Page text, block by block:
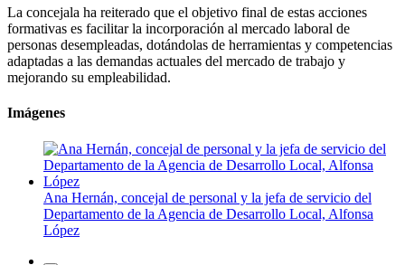
La concejala ha reiterado que el objetivo final de estas acciones
formativas es facilitar la incorporación al mercado laboral de
personas desempleadas, dotándolas de herramientas y competencias
adaptadas a las demandas actuales del mercado de trabajo y
mejorando su empleabilidad.
Imágenes
Ana Hernán, concejal de personal y la jefa de servicio del
Departamento de la Agencia de Desarrollo Local, Alfonsa
López